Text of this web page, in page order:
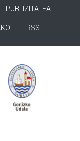
PUBLIZITATEA
RSS